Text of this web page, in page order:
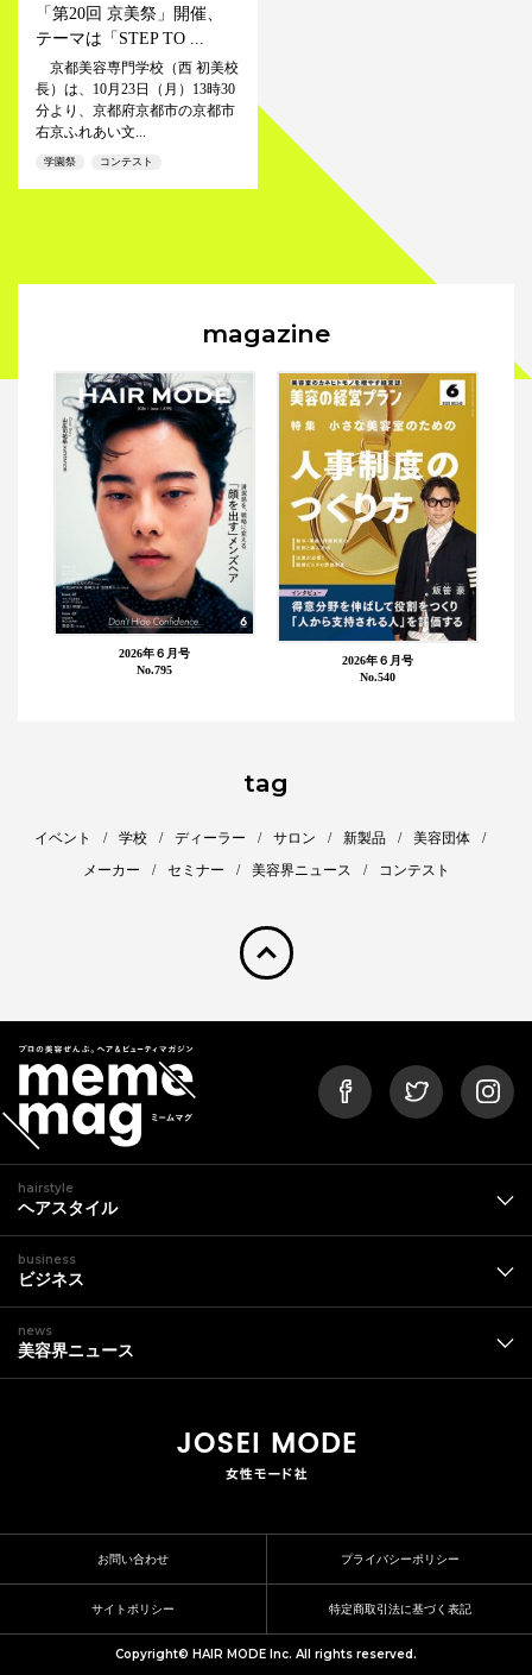
「第20回 京美祭」開催、
テーマは「STEP TO ...
京都美容専門学校（西 初美校
長）は、10月23日（月）13時30
分より、京都府京都市の京都市
右京ふれあい文...
学園祭 コンテスト
magazine
2026年６月号
No.795
2026年６月号
No.540
tag
イベント 学校 ディーラー サロン 新製品
美容団体
メーカー
セミナー 美容界ニュース コンテスト
pagetop
hairstyle
ヘアスタイル
business
ビジネス
news
美容界ニュース
お問い合わせ プライバシーポリシー
サイトポリシー 特定商取引法に基づく表記
Copyright© HAIR MODE Inc. All rights reserved.